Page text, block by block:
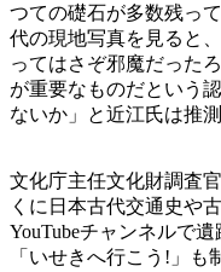
つての礎石が多数残っ
代の現地写真を見ると
ってはさぞ邪魔だった
が重要なものだという
ないか」と近江氏は推測
文化庁主任文化財調査
くに日本古代交通史や
YouTubeチャンネルで
「いせきへ行こう!」も